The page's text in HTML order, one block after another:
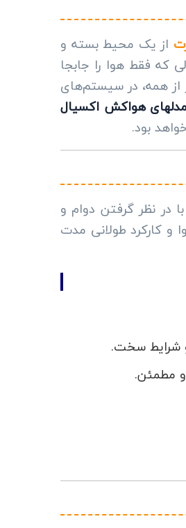
از یک محیط بسته و
که فقط هوا را جابجا
از همه، در سیستم‌های
هواکش اکسیال
بود.
در نظر گرفتن دوام و
و کارکرد طولانی مدت
و شرایط سخت.
و مطمئن.